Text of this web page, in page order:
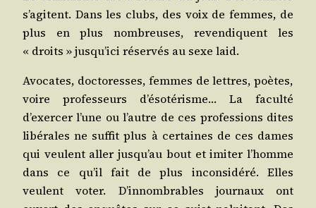
s’agitent. Dans les clubs, des voix de femmes, de
plus en plus nom­breuses, reven­diquent les
« droits » jusqu’ici réser­vés au sexe laid.
Avo­cates, doc­to­resses, femmes de lettres, poètes,
voire pro­fes­seurs d’ésotérisme… La facul­té
d’exercer l’une ou l’autre de ces pro­fes­sions dites
libé­rales ne suf­fit plus à cer­taines de ces dames
qui veulent aller jusqu’au bout et imi­ter l’homme
dans ce qu’il fait de plus incon­si­dé­ré. Elles
veulent voter. D’innombrables jour­naux ont